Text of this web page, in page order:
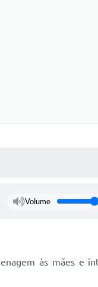
Volume
às mães e